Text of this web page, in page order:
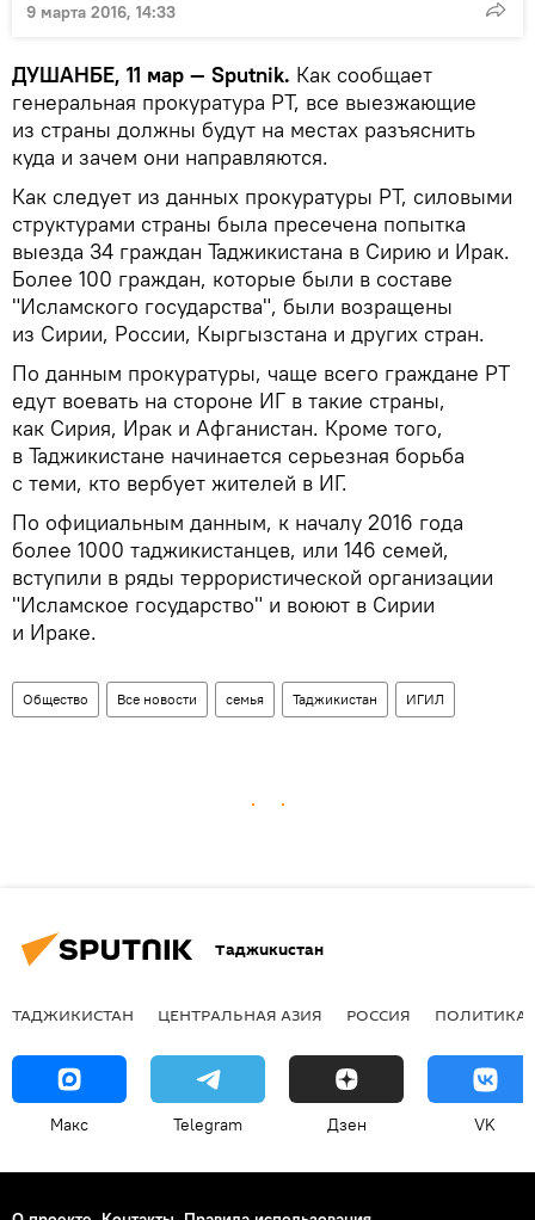
9 марта 2016, 14:33
ДУШАНБЕ, 11 мар — Sputnik. Как сообщает
генеральная прокуратура РТ, все выезжающие
из страны должны будут на местах разъяснить
куда и зачем они направляются.
Как следует из данных прокуратуры РТ, силовыми
структурами страны была пресечена попытка
выезда 34 граждан Таджикистана в Сирию и Ирак.
Более 100 граждан, которые были в составе
"Исламского государства", были возращены
из Сирии, России, Кыргызстана и других стран.
По данным прокуратуры, чаще всего граждане РТ
едут воевать на стороне ИГ в такие страны,
как Сирия, Ирак и Афганистан. Кроме того,
в Таджикистане начинается серьезная борьба
с теми, кто вербует жителей в ИГ.
По официальным данным, к началу 2016 года
более 1000 таджикистанцев, или 146 семей,
вступили в ряды террористической организации
"Исламское государство" и воюют в Сирии
и Ираке.
Общество Все новости семья Таджикистан ИГИЛ
Таджикистан
ТАДЖИКИСТАН ЦЕНТРАЛЬНАЯ АЗИЯ РОССИЯ ПОЛИТИКА
Макс Telegram Дзен VK